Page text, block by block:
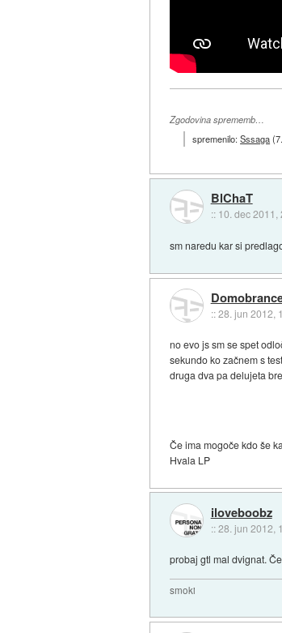
Zgodovina sprememb…
spremenilo:Sssaga(
BlChaT
:: 10. dec 2011,
sm naredu kar si
::28. jun 2012,
no evo js sm se spet
sekundo ko začnem s
druga dva pa delujeta
Če ima mogoče kdo še
Hvala LP
iloveboobz
::28. jun 2012,
probaj gtl mal dvignat.
smoki